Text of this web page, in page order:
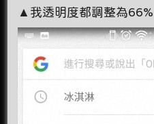
▲我透明度都調整為66%